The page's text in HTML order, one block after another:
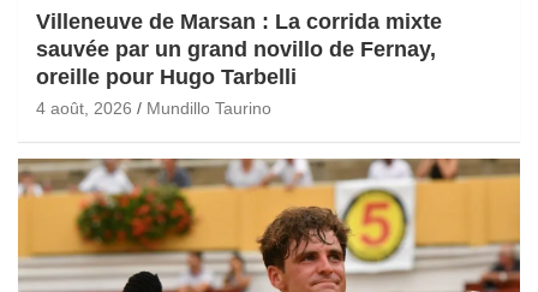
Villeneuve de Marsan : La corrida mixte
sauvée par un grand novillo de Fernay,
oreille pour Hugo Tarbelli
4 août, 2026 Mundillo Taurino